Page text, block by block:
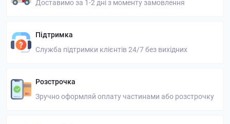
Доставимо за 1-2 дні з моменту замовлення
Підтримка
Служба підтримки клієнтів 24/7 без вихідних
Розстрочка
Зручно оформляй оплату частинами або розстрочку